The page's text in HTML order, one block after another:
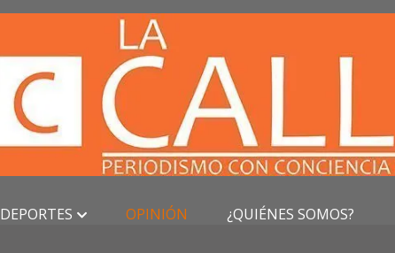
DEPORTES OPINIÓN ¿QUIÉNES SOMOS?